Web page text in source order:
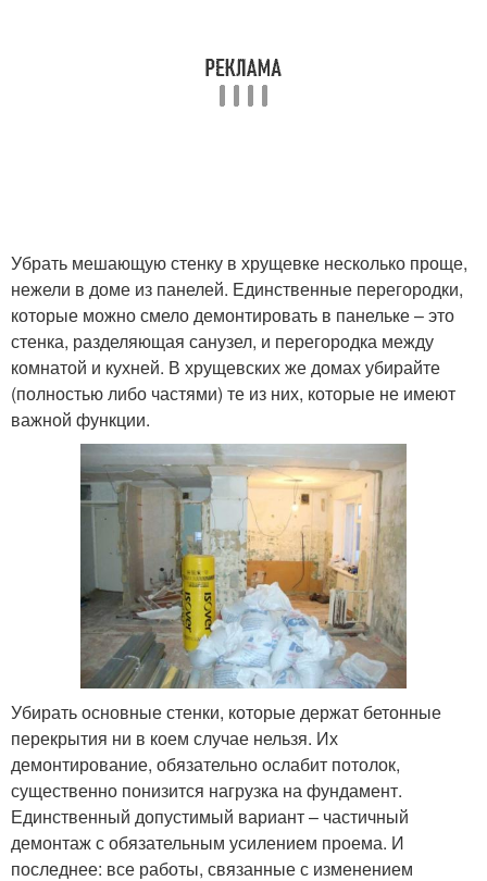
Убрать мешающую стенку в хрущевке несколько проще,
нежели в доме из панелей. Единственные перегородки,
которые можно смело демонтировать в панельке – это
стенка, разделяющая санузел, и перегородка между
комнатой и кухней. В хрущевских же домах убирайте
(полностью либо частями) те из них, которые не имеют
важной функции.
Убирать основные стенки, которые держат бетонные
перекрытия ни в коем случае нельзя. Их
демонтирование, обязательно ослабит потолок,
существенно понизится нагрузка на фундамент.
Единственный допустимый вариант – частичный
демонтаж с обязательным усилением проема. И
последнее: все работы, связанные с изменением